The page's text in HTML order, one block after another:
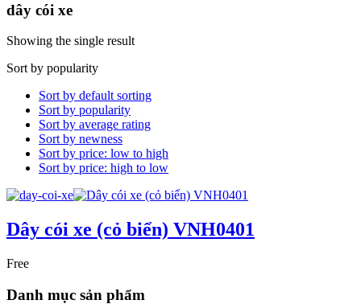
dây cói xe
Showing the single result
Sort by popularity
Sort by default sorting
Sort by popularity
Sort by average rating
Sort by newness
Sort by price: low to high
Sort by price: high to low
Dây cói xe (cỏ biển) VNH0401
Free
Danh mục sản phẩm